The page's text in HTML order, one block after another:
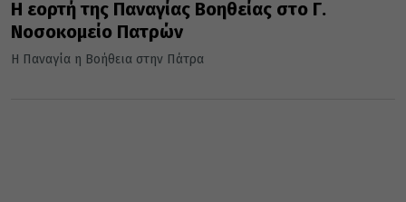
Η εορτή της Παναγίας Βοηθείας στο Γ.
Νοσοκομείο Πατρών
Η Παναγία η Βοήθεια στην Πάτρα